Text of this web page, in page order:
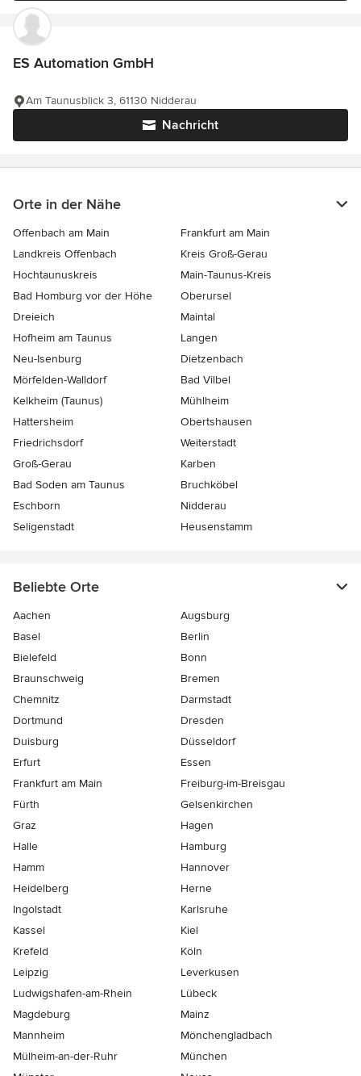
ES Automation GmbH
Nachricht
Am Taunusblick 3, 61130 Nidderau
Orte in der Nähe
Offenbach am Main
Frankfurt am Main
Landkreis Offenbach
Kreis Groß-Gerau
Hochtaunuskreis
Main-Taunus-Kreis
Bad Homburg vor der Höhe
Oberursel
Dreieich
Maintal
Hofheim am Taunus
Langen
Neu-Isenburg
Dietzenbach
Mörfelden-Walldorf
Bad Vilbel
Kelkheim (Taunus)
Mühlheim
Hattersheim
Obertshausen
Friedrichsdorf
Weiterstadt
Groß-Gerau
Karben
Bad Soden am Taunus
Bruchköbel
Eschborn
Nidderau
Seligenstadt
Heusenstamm
Beliebte Orte
Aachen
Augsburg
Basel
Berlin
Bielefeld
Bonn
Braunschweig
Bremen
Chemnitz
Darmstadt
Dortmund
Dresden
Duisburg
Düsseldorf
Erfurt
Essen
Frankfurt am Main
Freiburg-im-Breisgau
Fürth
Gelsenkirchen
Graz
Hagen
Halle
Hamburg
Hamm
Hannover
Heidelberg
Herne
Ingolstadt
Karlsruhe
Kassel
Kiel
Krefeld
Köln
Leipzig
Leverkusen
Ludwigshafen-am-Rhein
Lübeck
Magdeburg
Mainz
Mannheim
Mönchen­gladbach
Mülheim-an-der-Ruhr
München